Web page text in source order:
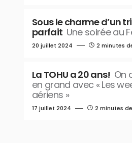
Sous le charme d’un
parfait Une soirée au
20 juillet 2024 2 minutes
La TOHU a 20 ans! On
en grand avec « Les
aériens »
17 juillet 2024 2 minutes